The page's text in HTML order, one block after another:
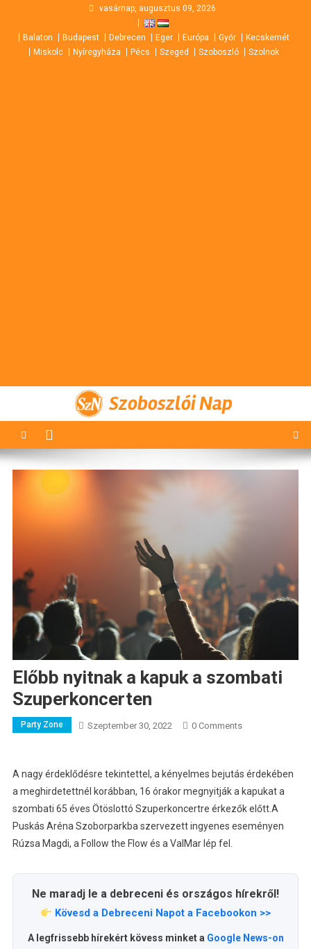
content
vasárnap, augusztus 09, 2026
Balaton Budapest Debrecen Eger Európa Győr
Kecskemét
Miskolc
Nyíregyháza Pécs Szeged Szoboszló Szolnok
Szoboszlói Nap
Előbb nyitnak a kapuk a szombati
Szuperkoncerten
Party Zone Szeptember 30, 2022 0 Comments
A nagy érdeklődésre tekintettel, a kényelmes bejutás érdekében
a meghirdetettnél korábban, 16 órakor megnyitják a kapukat a
szombati 65 éves Ötöslottó Szuperkoncertre érkezők előtt.A
Puskás Aréna Szoborparkba szervezett ingyenes eseményen
Rúzsa Magdi, a Follow the Flow és a ValMar lép fel.
Ne maradj le a debreceni és országos hírekről!
Kövesd a Debreceni Napot a Facebookon >>
A legfrissebb hírekért kövess minket a Google News-on